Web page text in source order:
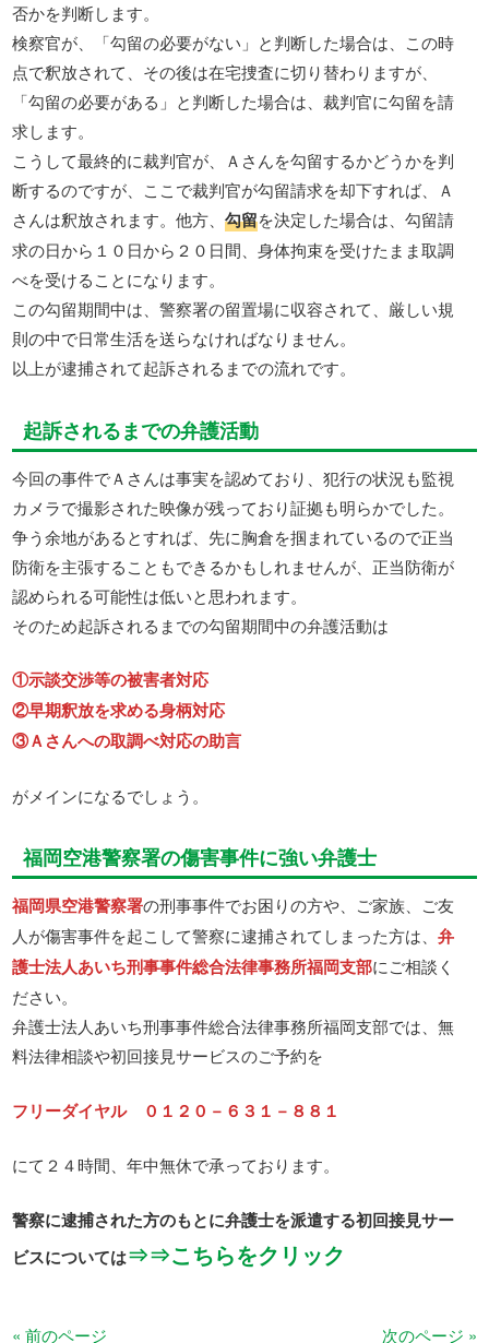
否かを判断します。
検察官が、「勾留の必要がない」と判断した場合は、この時
点で釈放されて、その後は在宅捜査に切り替わりますが、
「勾留の必要がある」と判断した場合は、裁判官に勾留を請
求します。
こうして最終的に裁判官が、Ａさんを勾留するかどうかを判
断するのですが、ここで裁判官が勾留請求を却下すれば、Ａ
さんは釈放されます。他方、勾留を決定した場合は、勾留請
求の日から１０日から２０日間、身体拘束を受けたまま取調
べを受けることになります。
この勾留期間中は、警察署の留置場に収容されて、厳しい規
則の中で日常生活を送らなければなりません。
以上が逮捕されて起訴されるまでの流れです。
起訴されるまでの弁護活動
今回の事件でＡさんは事実を認めており、犯行の状況も監視
カメラで撮影された映像が残っており証拠も明らかでした。
争う余地があるとすれば、先に胸倉を掴まれているので正当
防衛を主張することもできるかもしれませんが、正当防衛が
認められる可能性は低いと思われます。
そのため起訴されるまでの勾留期間中の弁護活動は
①示談交渉等の被害者対応
②早期釈放を求める身柄対応
③Ａさんへの取調べ対応の助言
がメインになるでしょう。
福岡空港警察署の傷害事件に強い弁護士
福岡県空港警察署の刑事事件でお困りの方や、ご家族、ご友
人が傷害事件を起こして警察に逮捕されてしまった方は、弁
護士法人あいち刑事事件総合法律事務所福岡支部にご相談く
ださい。
弁護士法人あいち刑事事件総合法律事務所福岡支部では、無
料法律相談や初回接見サービスのご予約を
フリーダイヤル ０１２０－６３１－８８１
にて２４時間、年中無休で承っております。
警察に逮捕された方のもとに弁護士を派遣する初回接見サー
ビスについては⇒⇒こちらをクリック
« 前のページ 次のページ »